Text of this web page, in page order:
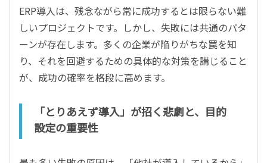
ERP導入は、残念ながら常に成功するとは限らない難
しいプロジェクトです。しかし、失敗には共通のパタ
ーンが存在します。多くの企業が陥りがちな罠を知
り、それを回避するための具体的な対策を講じること
が、成功の確率を格段に高めます。
「とりあえず導入」が招く悲劇と、目的
設定の重要性